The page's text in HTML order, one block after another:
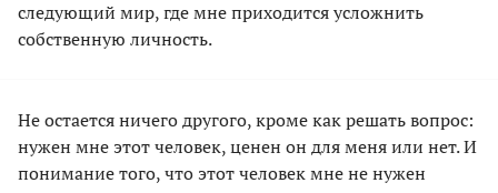
следующий мир, где мне приходится усложнить
собственную личность.
Не остается ничего другого, кроме как решать вопрос:
нужен мне этот человек, ценен он для меня или нет. И
понимание того, что этот человек мне не нужен